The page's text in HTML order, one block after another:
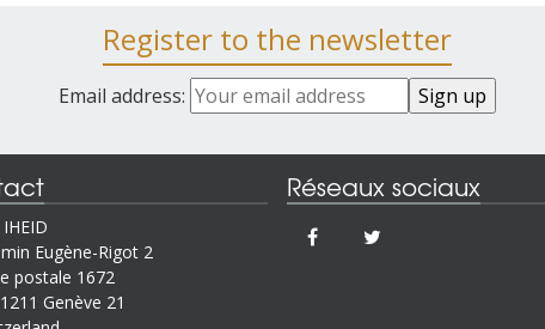
Register to the newsletter
Email address:
Eugène-Rigot 2
postale 1672
Genève 21
Réseaux sociaux